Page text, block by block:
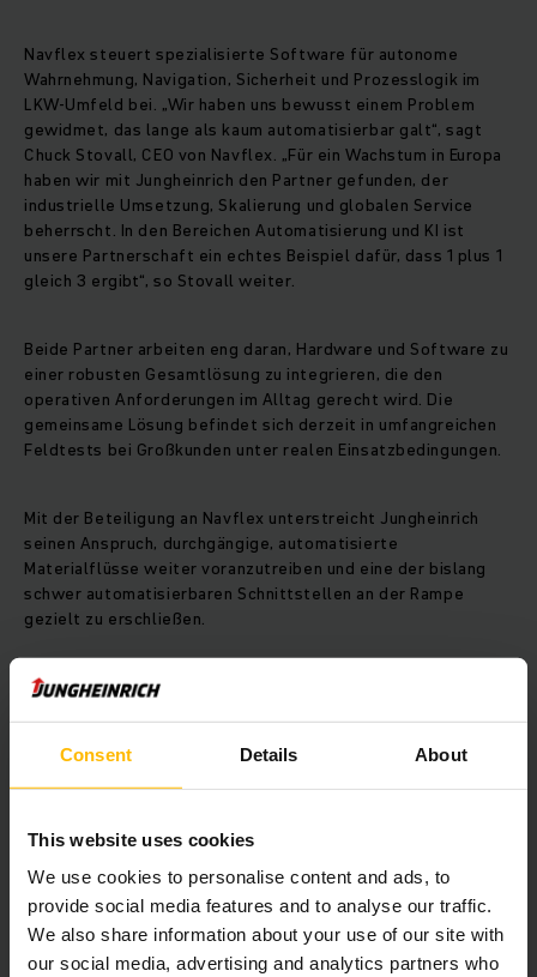
Consent Details About
This website uses cookies
We use cookies to personalise content and ads, to
provide social media features and to analyse our traffic.
We also share information about your use of our site with
our social media, advertising and analytics partners who
Navflex steuert spezialisierte Software für autonome
Wahrnehmung, Navigation, Sicherheit und Prozesslogik im
LKW-Umfeld bei. „Wir haben uns bewusst einem Problem
gewidmet, das lange als kaum automatisierbar galt“, sagt
Chuck Stovall, CEO von Navflex. „Für ein Wachstum in Europa
haben wir mit Jungheinrich den Partner gefunden, der
industrielle Umsetzung, Skalierung und globalen Service
beherrscht. In den Bereichen Automatisierung und KI ist
unsere Partnerschaft ein echtes Beispiel dafür, dass 1 plus 1
gleich 3 ergibt“, so Stovall weiter.
Beide Partner arbeiten eng daran, Hardware und Software zu
einer robusten Gesamtlösung zu integrieren, die den
operativen Anforderungen im Alltag gerecht wird. Die
gemeinsame Lösung befindet sich derzeit in umfangreichen
Feldtests bei Großkunden unter realen Einsatzbedingungen.
Mit der Beteiligung an Navflex unterstreicht Jungheinrich
seinen Anspruch, durchgängige, automatisierte
Materialflüsse weiter voranzutreiben und eine der bislang
schwer automatisierbaren Schnittstellen an der Rampe
gezielt zu erschließen.
Über Navflex
Navflex ist ein Physical-AI-Unternehmen, das die
Automatisierung in bestehenden Industrieanlagen durch
denken, fahren und arbeiten. Navflex wurde 2021 in
Colorado, und unterhält eine Niederlassung in München. Das
Unternehmen entwickelt intelligente KI-Roboterlösungen für
schwere Maschinen und löst derzeit einige der
anspruchsvollsten und arbeitsintensivsten Arbeitsabläufe in